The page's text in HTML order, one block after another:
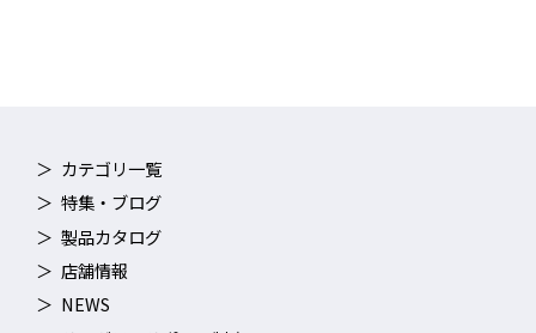
カテゴリ一覧
特集・ブログ
製品カタログ
店舗情報
NEWS